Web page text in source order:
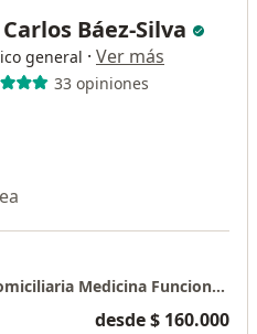
Báez-Silva
general · Ver más
33 opiniones
Zipaquirá - Consulta Domiciliaria Medicina Funcional Biorreguladora
desde $ 160.000